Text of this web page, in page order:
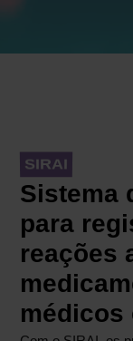
SIRAI
Sistema
para
reações
médicos